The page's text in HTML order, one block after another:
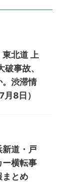
東北道 上
事故、
。渋滞情
8日）
新道・戸
ー横転事
まとめ